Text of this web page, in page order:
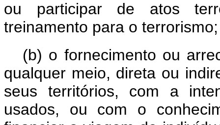
ou participar de atos
treinamento para o terrorismo;
(b) o fornecimento ou
qualquer meio, direta ou
seus territórios, com a
usados, ou com o